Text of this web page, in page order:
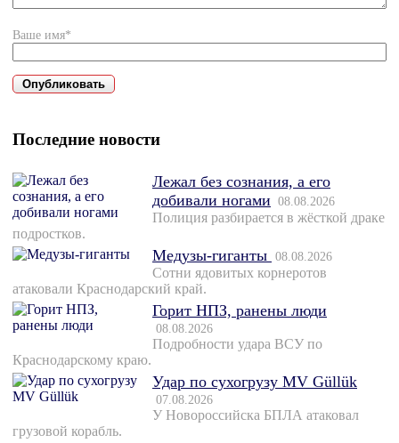
Ваше имя*
Последние новости
Лежал без сознания, а его
добивали ногами 08.08.2026
Полиция разбирается в жёсткой драке
подростков.
Медузы-гиганты 08.08.2026
Сотни ядовитых корнеротов
атаковали Краснодарский край.
Горит НПЗ, ранены люди
08.08.2026
Подробности удара ВСУ по
Краснодарскому краю.
Удар по сухогрузу MV Güllük
07.08.2026
У Новороссийска БПЛА атаковал
грузовой корабль.